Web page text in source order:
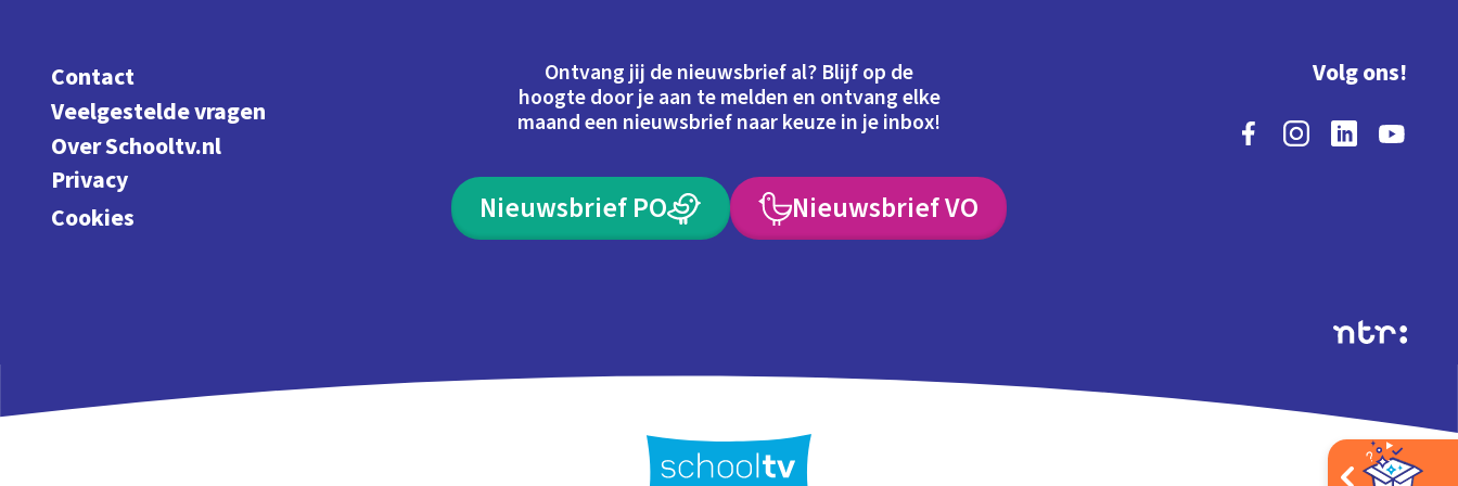
Contact
Veelgestelde vragen
Over Schooltv.nl
Privacy
Cookies
Ontvang jij de nieuwsbrief al? Blijf op de
hoogte door je aan te melden en ontvang elke
maand een nieuwsbrief naar keuze in je inbox!
Nieuwsbrief PO Nieuwsbrief VO
Volg ons!
Extra's